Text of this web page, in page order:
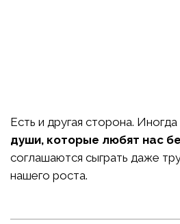
Есть и другая сторона.
души, которые любят нас
соглашаются сыграть даже
нашего роста.